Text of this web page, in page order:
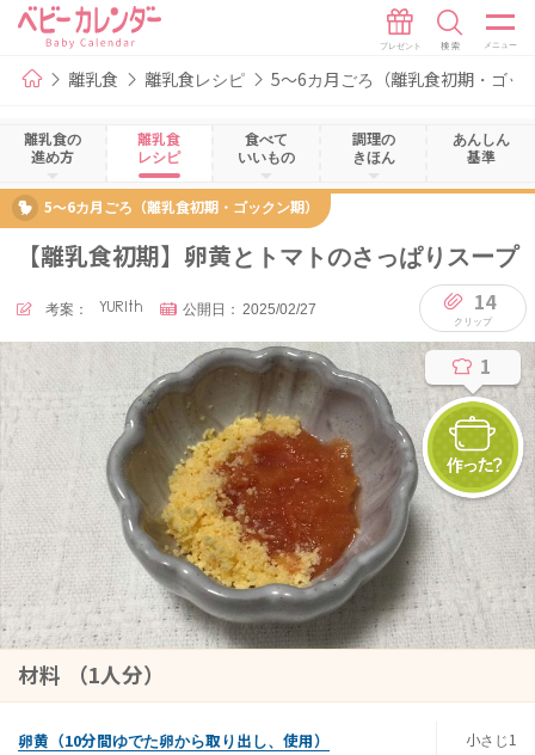
離乳食 離乳食レシピ 5～6カ月ごろ（離乳食初期・ゴッ
離乳食の
進め方
離乳食
レシピ
食べて
いいもの
調理の
きほん
あんしん
基準
5～6カ月ごろ（離乳食初期・ゴックン期）
【離乳食初期】卵黄とトマトのさっぱりスープ
考案： YURIth 公開日： 2025/02/27 14
1
材料 （1人分）
卵黄（10分間ゆでた卵から取り出し、使用） 小さじ1